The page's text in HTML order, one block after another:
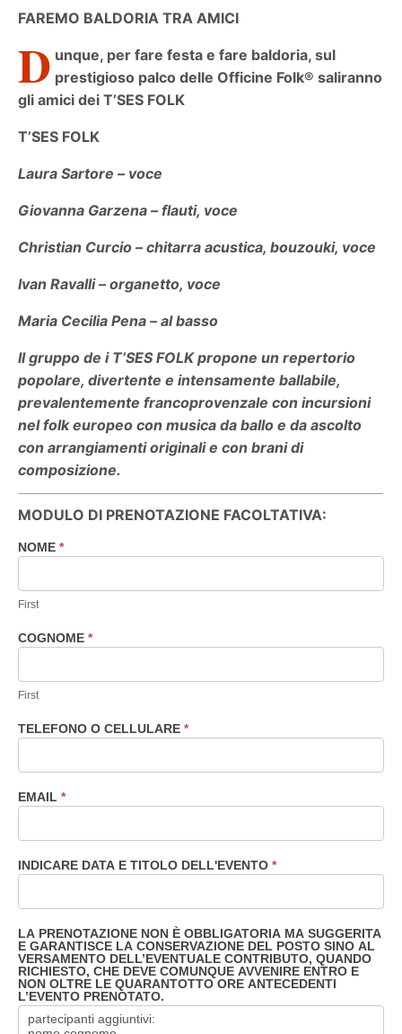
FAREMO BALDORIA TRA AMICI
D unque, per fare festa e fare baldoria, sul
prestigioso palco delle Officine Folk® saliranno
gli amici dei T’SES FOLK
T’SES FOLK
Laura Sartore – voce
Giovanna Garzena – flauti, voce
Christian Curcio – chitarra acustica, bouzouki, voce
Ivan Ravalli – organetto, voce
Maria Cecilia Pena – al basso
Il gruppo de i T’SES FOLK propone un repertorio
popolare, divertente e intensamente ballabile,
prevalentemente francoprovenzale con incursioni
nel folk europeo con musica da ballo e da ascolto
con arrangiamenti originali e con brani di
composizione.
MODULO DI PRENOTAZIONE FACOLTATIVA:
Prenotazione
consigliata
NOME *
First
COGNOME *
First
TELEFONO O CELLULARE *
EMAIL *
INDICARE DATA E TITOLO DELL'EVENTO *
LA PRENOTAZIONE NON È OBBLIGATORIA MA SUGGERITA
E GARANTISCE LA CONSERVAZIONE DEL POSTO SINO AL
VERSAMENTO DELL’EVENTUALE CONTRIBUTO, QUANDO
RICHIESTO, CHE DEVE COMUNQUE AVVENIRE ENTRO E
NON OLTRE LE QUARANTOTTO ORE ANTECEDENTI
L’EVENTO PRENOTATO.